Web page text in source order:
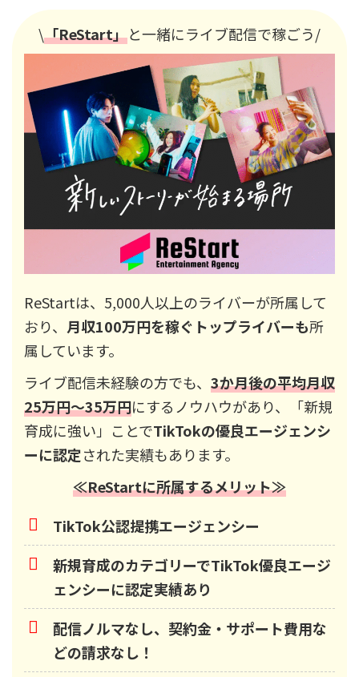
\「ReStart」と一緒にライブ配信で稼ごう/
ReStartは、5,000人以上のライバーが所属して
おり、 月収100万円を稼ぐトップライバーも所
属しています。
ライブ配信未経験の方でも、 3か月後の平均月収
25万円～35万円にするノウハウがあり、「新規
育成に強い」ことでTikTokの優良エージェンシ
ーに認定された実績もあります。
≪ReStartに所属するメリット≫
TikTok公認提携エージェンシー
新規育成のカテゴリーでTikTok優良エージ
ェンシーに認定実績あり
配信ノルマなし、契約金・サポート費用な
どの請求なし！